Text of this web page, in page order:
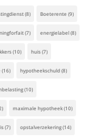
(8) Boeterente (9)
(7) energielabel(8)
(10) huis(7)
(16) hypotheekschuld(8)
(10)
maximale hypotheek(10)
(7) opstalverzekering(14)